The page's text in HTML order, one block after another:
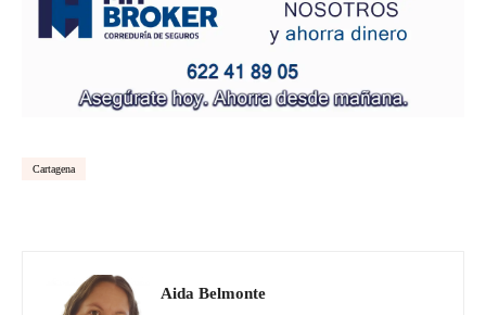
Cartagena
Aida Belmonte